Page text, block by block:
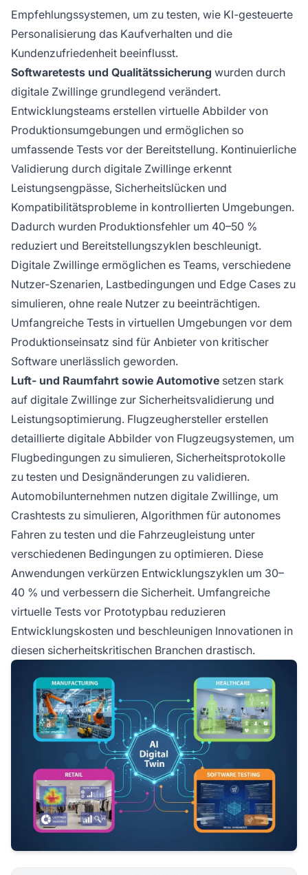
Empfehlungssystemen, um zu testen, wie KI-gesteuerte
Personalisierung das Kaufverhalten und die
Kundenzufriedenheit beeinflusst.
Softwaretests und Qualitätssicherung wurden durch
digitale Zwillinge grundlegend verändert.
Entwicklungsteams erstellen virtuelle Abbilder von
Produktionsumgebungen und ermöglichen so
umfassende Tests vor der Bereitstellung. Kontinuierliche
Validierung durch digitale Zwillinge erkennt
Leistungsengpässe, Sicherheitslücken und
Kompatibilitätsprobleme in kontrollierten Umgebungen.
Dadurch wurden Produktionsfehler um 40–50 %
reduziert und Bereitstellungszyklen beschleunigt.
Digitale Zwillinge ermöglichen es Teams, verschiedene
Nutzer-Szenarien, Lastbedingungen und Edge Cases zu
simulieren, ohne reale Nutzer zu beeinträchtigen.
Umfangreiche Tests in virtuellen Umgebungen vor dem
Produktionseinsatz sind für Anbieter von kritischer
Software unerlässlich geworden.
Luft- und Raumfahrt sowie Automotive setzen stark
auf digitale Zwillinge zur Sicherheitsvalidierung und
Leistungsoptimierung. Flugzeughersteller erstellen
detaillierte digitale Abbilder von Flugzeugsystemen, um
Flugbedingungen zu simulieren, Sicherheitsprotokolle
zu testen und Designänderungen zu validieren.
Automobilunternehmen nutzen digitale Zwillinge, um
Crashtests zu simulieren, Algorithmen für autonomes
Fahren zu testen und die Fahrzeugleistung unter
verschiedenen Bedingungen zu optimieren. Diese
Anwendungen verkürzen Entwicklungszyklen um 30–
40 % und verbessern die Sicherheit. Umfangreiche
virtuelle Tests vor Prototypbau reduzieren
Entwicklungskosten und beschleunigen Innovationen in
diesen sicherheitskritischen Branchen drastisch.